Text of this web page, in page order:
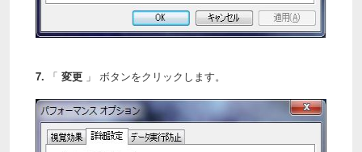
7. 「 変更 」 ボタンをクリックします。